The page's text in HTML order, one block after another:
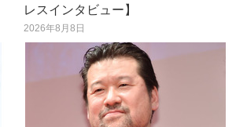
レスインタビュー】
2026年8月8日